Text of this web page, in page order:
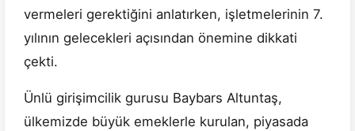
vermeleri gerektiğini anlatırken, işletmelerinin 7.
yılının gelecekleri açısından önemine dikkati
çekti.
Ünlü girişimcilik gurusu Baybars Altuntaş,
ülkemizde büyük emeklerle kurulan, piyasada